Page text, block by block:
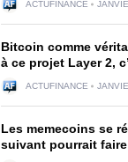
ACTUFINANCE
Bitcoin comme
à ce projet Layer 2,
ACTUFINANCE
Les memecoins se
suivant pourrait faire